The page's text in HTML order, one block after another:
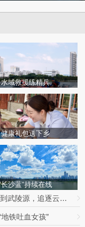
水域救援练精兵
健康礼包送下乡
长沙蓝”持续在线
新湖南云端访谈室⑤ | 邓霞林：从浏阳河到武陵源，追逐云海的光影之路
铁吐血女孩”